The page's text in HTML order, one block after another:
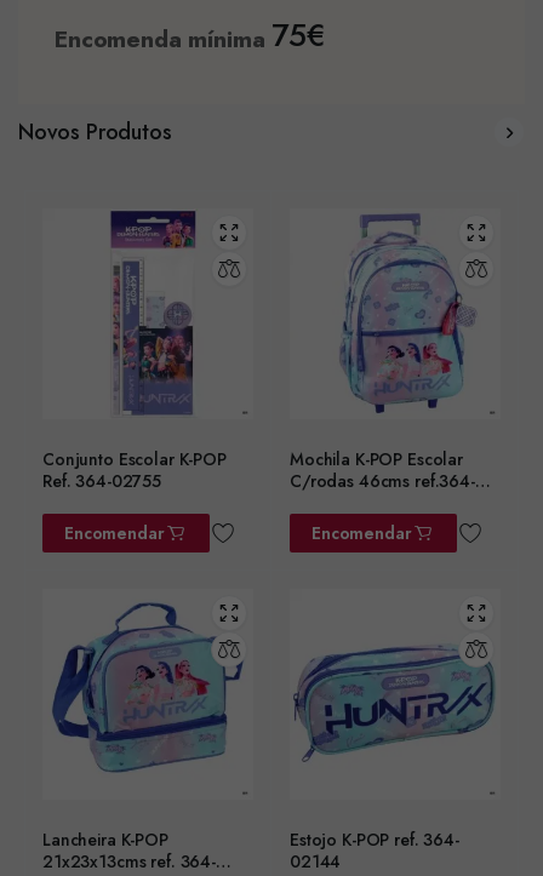
Encomenda mínima 75€
Novos Produtos
Conjunto Escolar K-POP
Ref. 364-02755
Encomendar
Mochila K-POP Escolar
C/rodas 46cms ref.364-
Encomendar
Lancheira K-POP
21x23x13cms ref. 364-
Estojo K-POP ref. 364-
02144